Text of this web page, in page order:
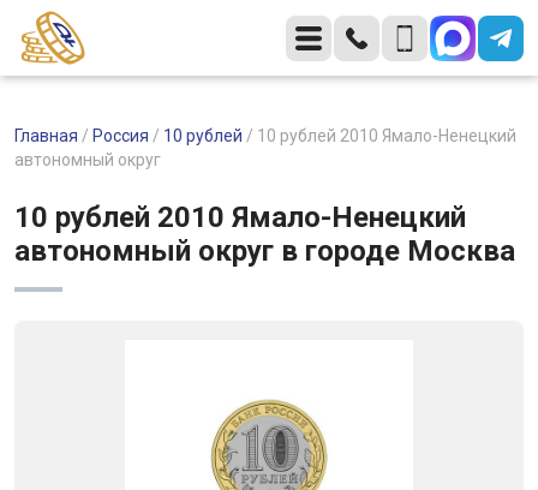
Главная / Россия / 10 рублей / 10 рублей 2010 Ямало-Ненецкий
автономный округ
10 рублей 2010 Ямало-Ненецкий
автономный округ в городе Москва